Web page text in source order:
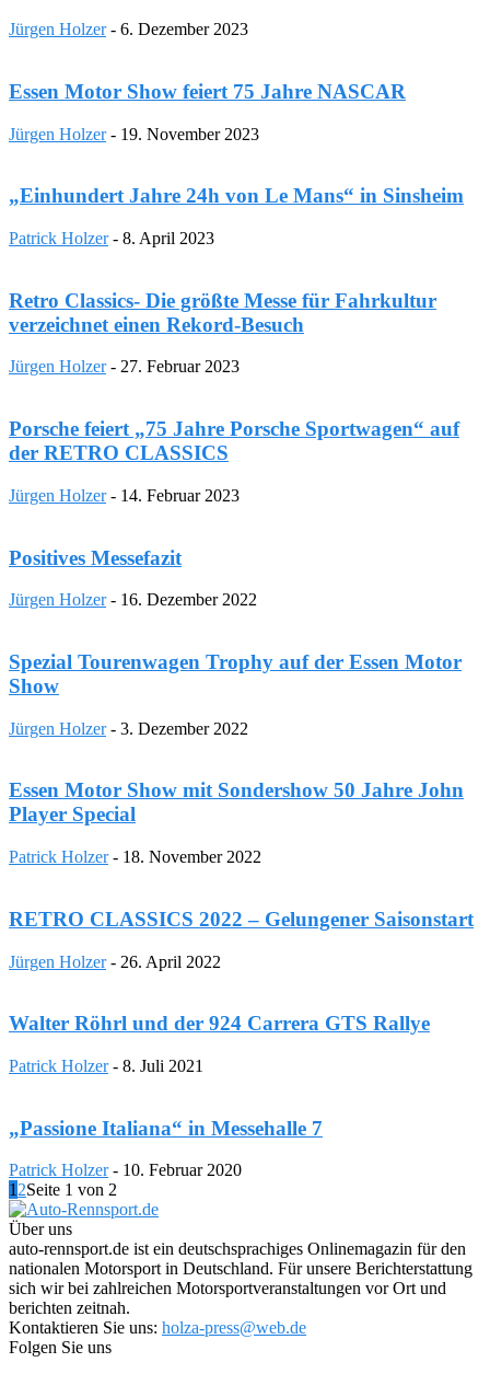
Jürgen Holzer - 6. Dezember 2023
Essen Motor Show feiert 75 Jahre NASCAR
Jürgen Holzer - 19. November 2023
„Einhundert Jahre 24h von Le Mans“ in Sinsheim
Patrick Holzer - 8. April 2023
Retro Classics- Die größte Messe für Fahrkultur
verzeichnet einen Rekord-Besuch
Jürgen Holzer - 27. Februar 2023
Porsche feiert „75 Jahre Porsche Sportwagen“ auf
der RETRO CLASSICS
Jürgen Holzer - 14. Februar 2023
Positives Messefazit
Jürgen Holzer - 16. Dezember 2022
Spezial Tourenwagen Trophy auf der Essen Motor
Show
Jürgen Holzer - 3. Dezember 2022
Essen Motor Show mit Sondershow 50 Jahre John
Player Special
Patrick Holzer - 18. November 2022
RETRO CLASSICS 2022 – Gelungener Saisonstart
Jürgen Holzer - 26. April 2022
Walter Röhrl und der 924 Carrera GTS Rallye
Patrick Holzer - 8. Juli 2021
„Passione Italiana“ in Messehalle 7
Patrick Holzer - 10. Februar 2020
12Seite 1 von 2
Über uns
auto-rennsport.de ist ein deutschsprachiges Onlinemagazin für den
nationalen Motorsport in Deutschland. Für unsere Berichterstattung
sich wir bei zahlreichen Motorsportveranstaltungen vor Ort und
berichten zeitnah.
Kontaktieren Sie uns: holza-press@web.de
Folgen Sie uns